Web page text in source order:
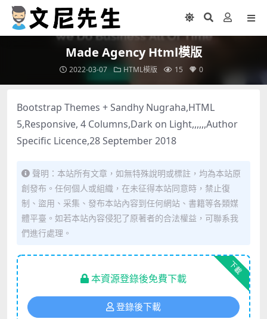
Made Agency Html模版
2022-03-07 HTML模版 15 0
Bootstrap Themes + Sandhy Nugraha,HTML
5,Responsive, 4 Columns,Dark on Light,,,,,,Author
Specific Licence,28 September 2018
聲明：本站所有文章，如無特殊說明或標註，均為本站原
創發布。任何個人或組織，在未征得本站同意時，禁止復
制、盜用、采集、發布本站內容到任何網站、書籍等各類媒
體平臺。如若本站內容侵犯了原著者的合法權益，可聯系我
們進行處理。
下載
本資源登錄後免費下載
登錄後下載